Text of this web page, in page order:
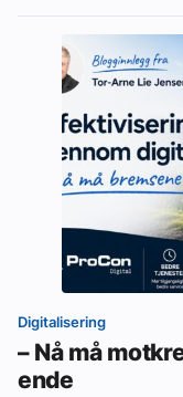
Digitalisering
– Nå må
ende